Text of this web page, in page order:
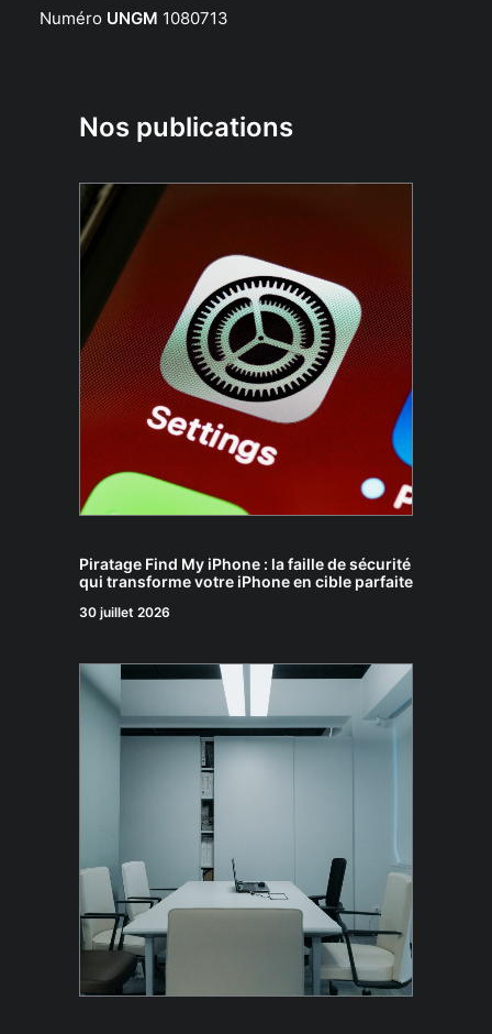
Numéro UNGM 1080713
Nos publications
Piratage Find My iPhone : la faille de sécurité
qui transforme votre iPhone en cible parfaite
30 juillet 2026